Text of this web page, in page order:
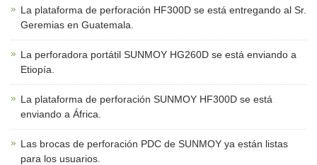
La plataforma de perforación HF300D se está entregando al Sr.
Geremias en Guatemala.
La perforadora portátil SUNMOY HG260D se está enviando a
Etiopía.
La plataforma de perforación SUNMOY HF300D se está
enviando a África.
Las brocas de perforación PDC de SUNMOY ya están listas
para los usuarios.